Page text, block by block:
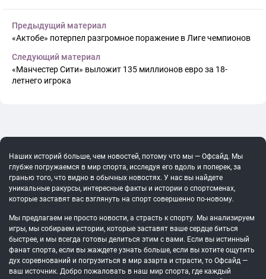
Предыдущий материал
«Актобе» потерпел разгромное поражение в Лиге чемпионов
Следующий материал
«Манчестер Сити» выложит 135 миллионов евро за 18-
летнего игрока
Наших историй больше, чем новостей, потому что мы — Офсайд. Мы
глубже погружаемся в мир спорта, исследуя его вдоль и поперек, за
гранью того, что видно в обычных новостях. У нас вы найдете
уникальные ракурсы, интересные факты и истории о спортсменах,
которые заставят вас взглянуть на спорт совершенно по-новому.
Мы предлагаем не просто новости, а страсть к спорту. Мы анализируем
игры, мы собираем истории, которые заставят ваше сердце биться
быстрее, и мы всегда готовы делиться этим с вами. Если вы истинный
фанат спорта, если вы жаждете узнать больше, если вы хотите ощутить
дух соревнований и погрузиться в мир азарта и страсти, то Офсайд —
ваш источник. Добро пожаловать в наш мир спорта, где каждый